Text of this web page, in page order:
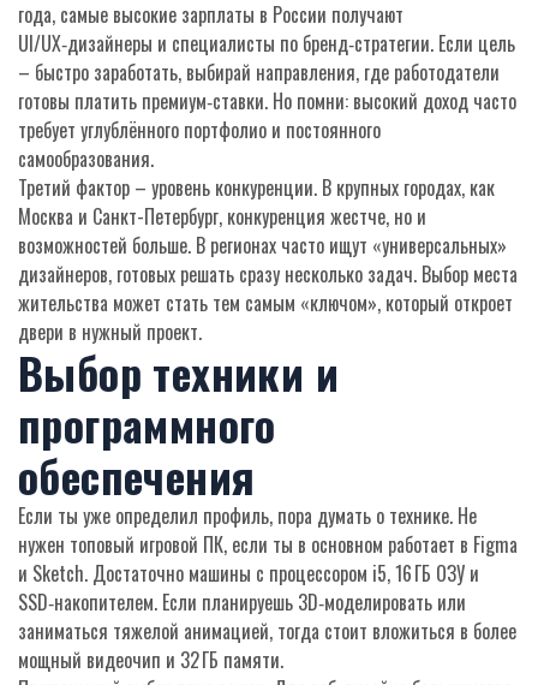
года, самые высокие зарплаты в России получают
UI/UX‑дизайнеры и специалисты по бренд‑стратегии. Если цель
– быстро заработать, выбирай направления, где работодатели
готовы платить премиум‑ставки. Но помни: высокий доход часто
требует углублённого портфолио и постоянного
самообразования.
Третий фактор – уровень конкуренции. В крупных городах, как
Москва и Санкт-Петербург, конкуренция жестче, но и
возможностей больше. В регионах часто ищут «универсальных»
дизайнеров, готовых решать сразу несколько задач. Выбор места
жительства может стать тем самым «ключом», который откроет
двери в нужный проект.
Выбор техники и
программного
обеспечения
Если ты уже определил профиль, пора думать о технике. Не
нужен топовый игровой ПК, если ты в основном работает в Figma
и Sketch. Достаточно машины с процессором i5, 16 ГБ ОЗУ и
SSD‑накопителем. Если планируешь 3D‑моделировать или
заниматься тяжелой анимацией, тогда стоит вложиться в более
мощный видеочип и 32 ГБ памяти.